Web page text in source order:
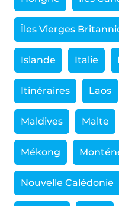
Îles Vierges
Islande Italie
Itinéraires Laos
Maldives Malte
Mékong
Nouvelle Calédonie